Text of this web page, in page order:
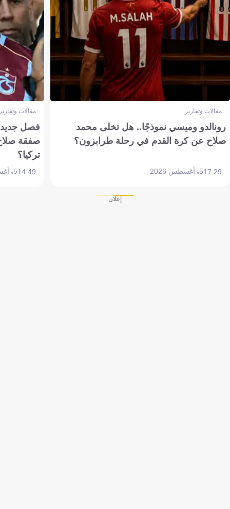
مقالات وتقارير
رونالدو وميسي نموذجًا.. هل تخلى محمد
صلاح عن كرة القدم في رحلة طرابزون؟
17:295 أغسطس 2026
مقالات
فصل جديد
صفقة
تركيا؟
14:495 أغسطس 2026
إعلان